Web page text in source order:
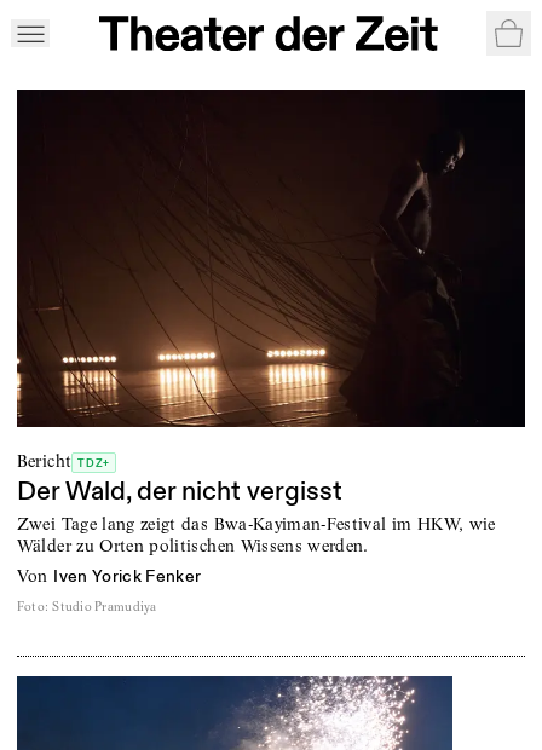
Bericht TDZ+
Der Wald, der nicht vergisst
Zwei Tage lang zeigt das Bwa-Kayiman-Festival im HKW, wie
Wälder zu Orten politischen Wissens werden.
von Iven Yorick Fenker
Foto: Studio Pramudiya